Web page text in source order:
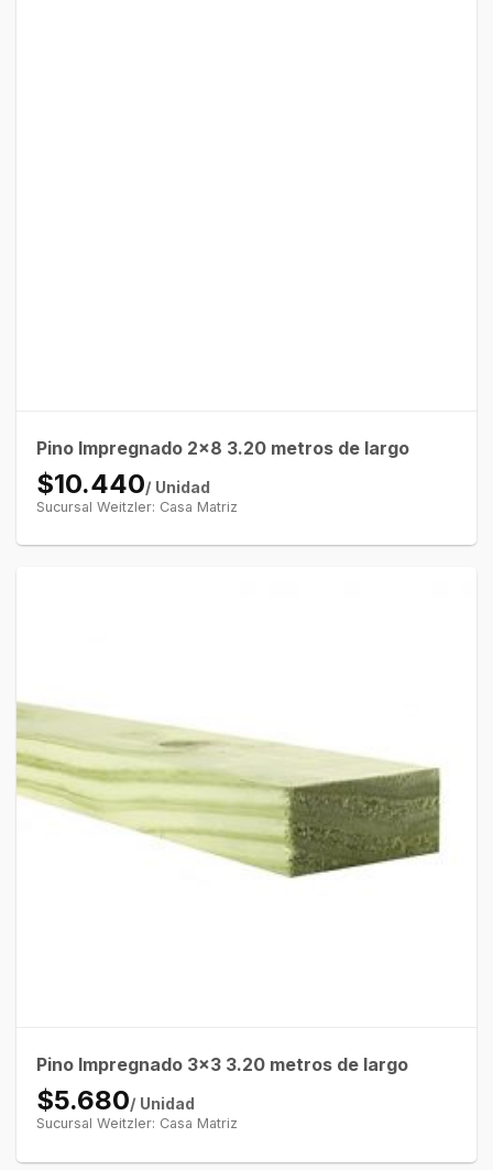
Pino Impregnado 2×8 3.20 metros de largo
$10.440/ Unidad
Sucursal Weitzler: Casa Matriz
Pino Impregnado 3×3 3.20 metros de largo
$5.680/ Unidad
Sucursal Weitzler: Casa Matriz